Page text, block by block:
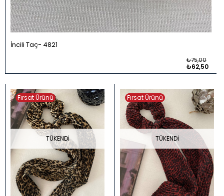
İncili Taç 4821
₺62,50
₺75,00
TÜKENDI
Fırsat Ürünü
TÜKENDI
Fırsat Ürünü